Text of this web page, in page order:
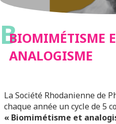
BBIOMIMÉTISME
ANALOGISME
La Société Rhodanienne de
chaque année un cycle de 5
« Biomimétisme et